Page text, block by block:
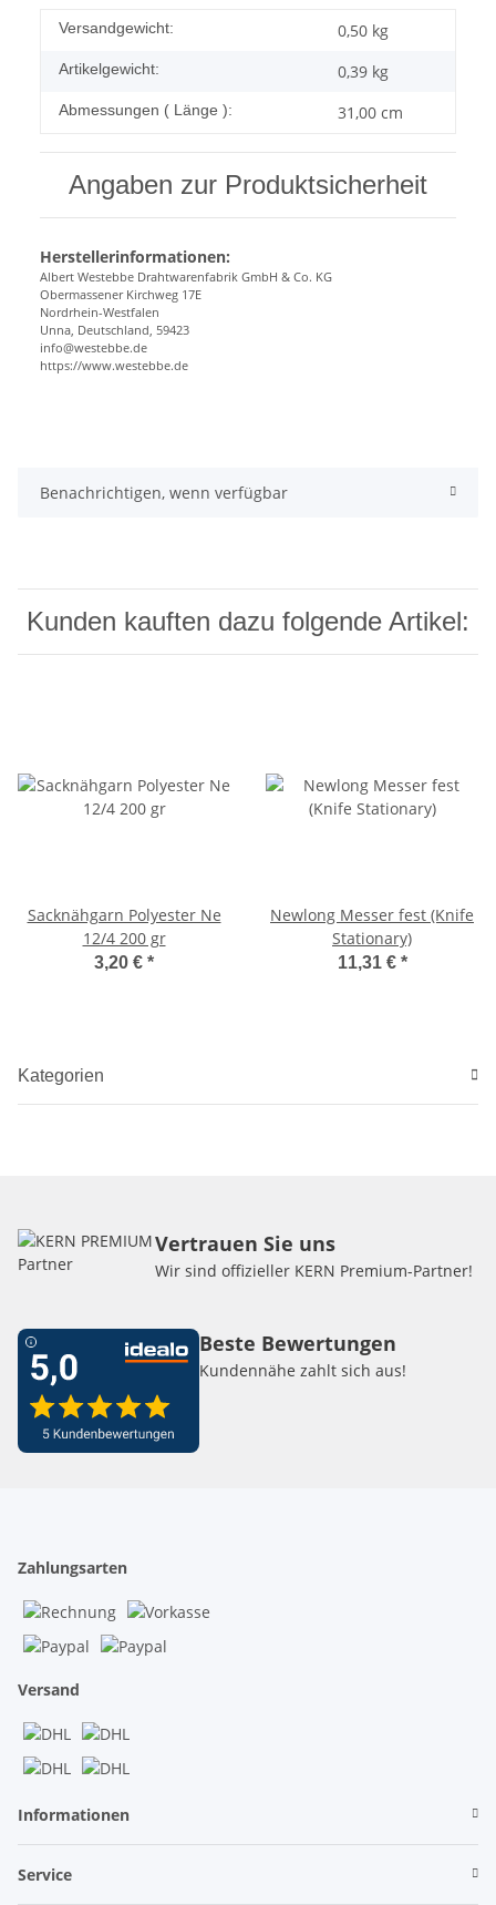
Versandgewicht: 0,50 kg
Artikelgewicht: 0,39 kg
Abmessungen ( Länge ): 31,00 cm
Angaben zur Produktsicherheit
Herstellerinformationen:
Albert Westebbe Drahtwarenfabrik GmbH & Co. KG
Obermassener Kirchweg 17E
Nordrhein-Westfalen
Unna, Deutschland, 59423
info@westebbe.de
https://www.westebbe.de
Benachrichtigen, wenn verfügbar
Kunden kauften dazu folgende Artikel:
Sacknähgarn Polyester Ne
12/4 200 gr
3,20 € *
Newlong Messer fest (Knife
Stationary)
11,31 € *
Kategorien
Vertrauen Sie uns
Wir sind offizieller KERN Premium-Partner!
Beste Bewertungen
Kundennähe zahlt sich aus!
Zahlungsarten
Versand
Informationen
Service